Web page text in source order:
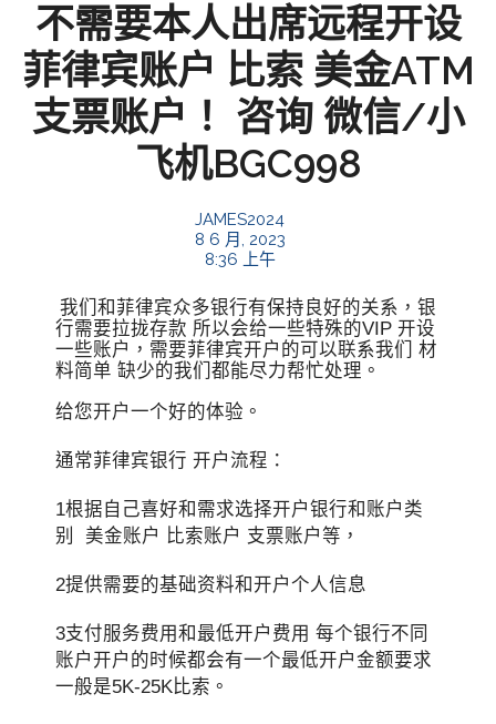
不需要本人出席远程开设
菲律宾账户 比索 美金ATM
支票账户！ 咨询 微信/小
飞机BGC998
JAMES2024
8 6 月, 2023
8:36 上午
我们和菲律宾众多银行有保持良好的关系，银
行需要拉拢存款 所以会给一些特殊的VIP 开设
一些账户，需要菲律宾开户的可以联系我们 材
料简单 缺少的我们都能尽力帮忙处理。
给您开户一个好的体验。
通常菲律宾银行 开户流程：
1根据自己喜好和需求选择开户银行和账户类
别 美金账户 比索账户 支票账户等，
2提供需要的基础资料和开户个人信息
3支付服务费用和最低开户费用 每个银行不同
账户开户的时候都会有一个最低开户金额要求
一般是5K-25K比索。